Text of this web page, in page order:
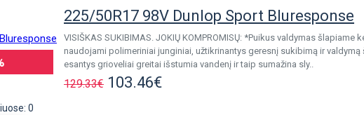
225/50R17 98V Dunlop Sport Bluresponse
VISIŠKAS SUKIBIMAS. JOKIŲ KOMPROMISŲ: *Puikus valdymas
naudojami polimeriniai junginiai, užtikrinantys geresnį sukibimą ir
esantys grioveliai greitai išstumia vandenį ir taip sumažina sly..
129.33€ 103.46€
0